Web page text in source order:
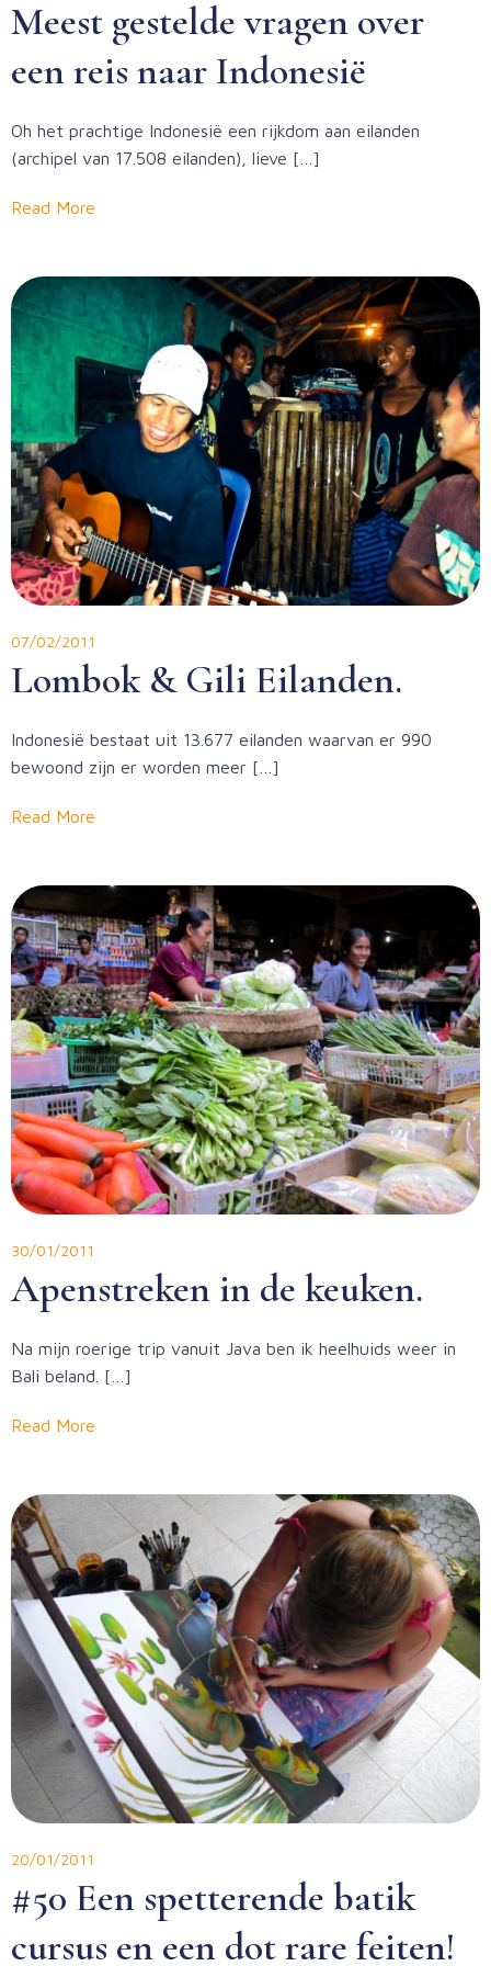
Meest gestelde vragen over
een reis naar Indonesië
Oh het prachtige Indonesië een rijkdom aan eilanden
(archipel van 17.508 eilanden), lieve […]
Read More
07/02/2011
Lombok & Gili Eilanden.
Indonesië bestaat uit 13.677 eilanden waarvan er 990
bewoond zijn er worden meer […]
Read More
30/01/2011
Apenstreken in de keuken.
Na mijn roerige trip vanuit Java ben ik heelhuids weer in
Bali beland. […]
Read More
20/01/2011
#50 Een spetterende batik
cursus en een dot rare feiten!